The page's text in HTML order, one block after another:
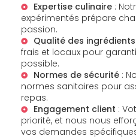
Expertise culinaire :
expérimentés prépare
passion.
Qualité des ingrédients
frais et locaux pour
possible.
Normes de sécurité :
normes sanitaires pour
repas.
Engagement client :
priorité, et nous nous
vos demandes